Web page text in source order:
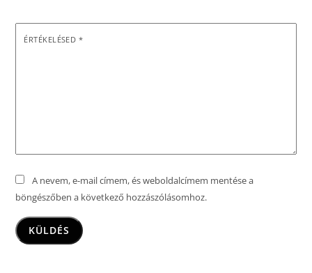
ÉRTÉKELÉSED *
A nevem, e-mail címem, és weboldalcímem mentése a
böngészőben a következő hozzászólásomhoz.